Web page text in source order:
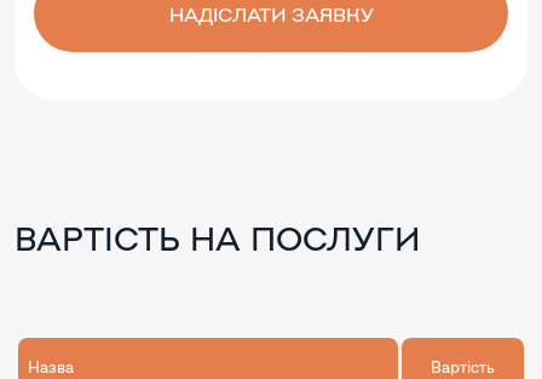
НАДІСЛАТИ ЗАЯВКУ
ВАРТІСТЬ НА ПОСЛУГИ
Назва Вартість